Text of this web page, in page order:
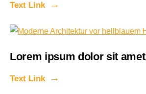
Text Link
Lorem ipsum dolor sit amet
Text Link